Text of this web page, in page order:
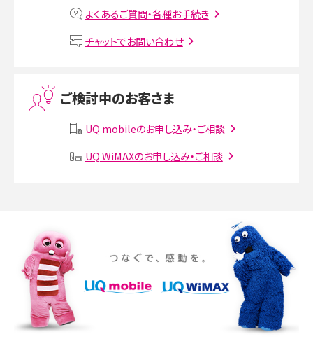
VPN接続とは？仕組みや必要性、メリット・デメリット、接続方法を解説
Instagram（インスタグラム）でスクショするとバレる？バレるケースや撮り方も解
SMSとは？料金やできること、注意点や届かない時の対処法を解説
iPhone 16eとiPhone SE（第3世代）の違いは？サイズやスペックを比較して解説
iPhone 16eとiPhone 14を徹底比較！スペック・機能の違いをわかりやすく紹介
iPhone 16シリーズのモデルを比較！価格・サイズ・カメラ性能の違いを徹底解説
iPhone 16とiPhone 15の違いは？カメラ・スペック・機能を徹底比較
よくあるご質問・各種お手続き
チャットでお問い合わせ
ご検討中のお客さま
UQ mobileのお申し込み・ご相談
UQ WiMAXのお申し込み・ご相談